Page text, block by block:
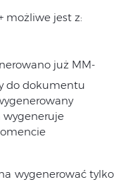
możliwe jest z:
już MM-
do dokumentu
wygeneruje
wygenerować tylko